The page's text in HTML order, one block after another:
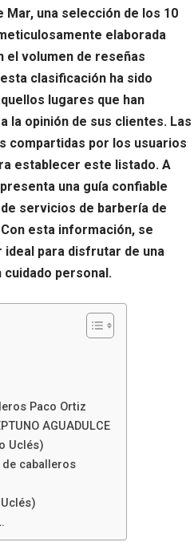
Mar, una selección de los 10
elaborada
el volumen de reseñas
clasificación ha sido
lugares que han
la opinión de sus clientes. Las
compartidas por los usuarios
establecer este listado. A
una guía confiable
servicios de barbería de
esta información, se
para disfrutar de una
personal.
Paco Ortiz
AGUADULCE
Uclés)
caballeros